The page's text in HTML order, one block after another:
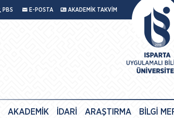
PBS E-POSTA AKADEMİK TAKVİM
AKADEMİK İDARİ ARAŞTIRMA BİLGİ